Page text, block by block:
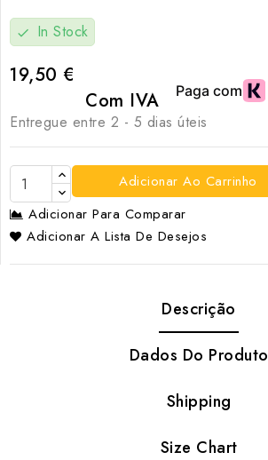
check In Stock
19,50 €
Com IVA
Entregue entre 2 - 5 dias úteis
Adicionar Ao Carrinho
Adicionar Para Comparar
Adicionar A Lista De Desejos
Descrição
Dados Do Produto
Shipping
Size Chart